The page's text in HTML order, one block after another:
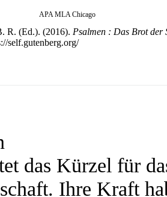
APA MLA Chicago
R. (Ed.). (2016). Psalmen : Das Brot der
self.gutenberg.org/
das Kürzel für
Ihre Kraft